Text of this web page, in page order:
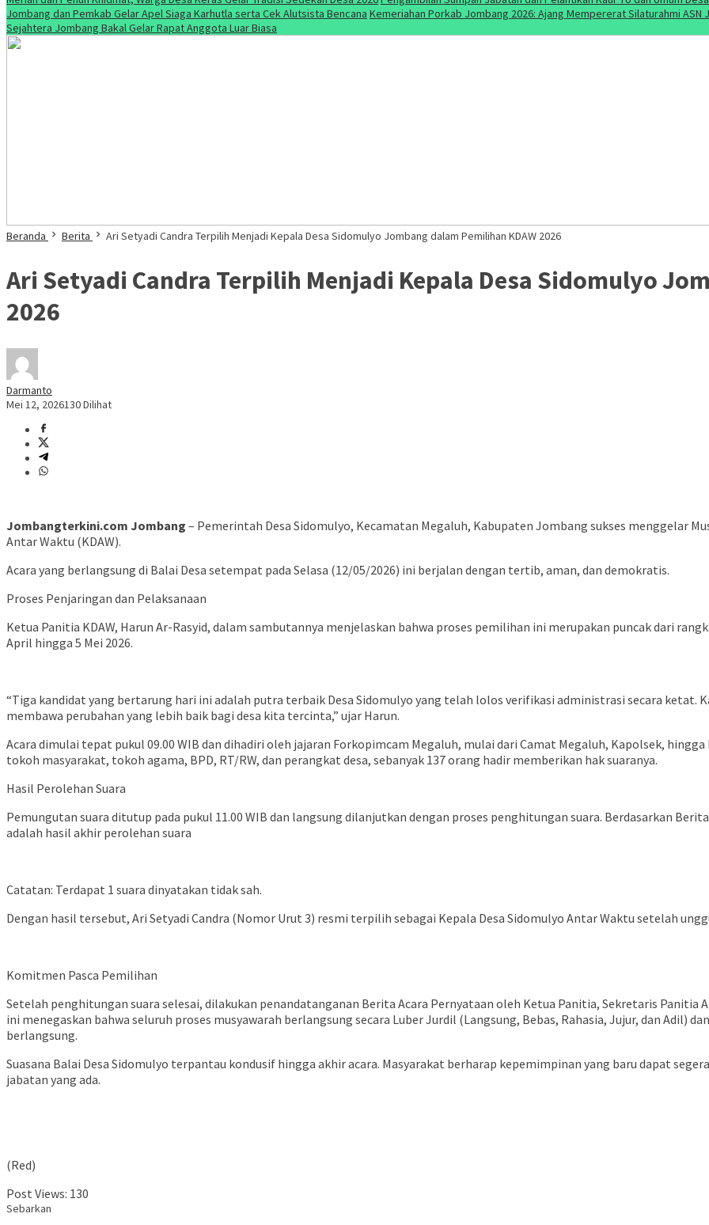
Jombang dan Pemkab Gelar Apel Siaga Karhutla serta Cek Alutsista Bencana Kemeriahan Porkab Jombang 2026: Ajang Mempererat Silaturahmi ASN
Sejahtera Jombang Bakal Gelar Rapat Anggota Luar Biasa
Beranda Berita Ari Setyadi Candra Terpilih Menjadi Kepala Desa Sidomulyo Jombang dalam Pemilihan KDAW 2026
Ari Setyadi Candra Terpilih Menjadi Kepala Desa Sidomulyo
2026
Darmanto
Mei 12, 2026130 Dilihat
Jombangterkini.com Jombang – Pemerintah Desa Sidomulyo, Kecamatan Megaluh, Kabupaten Jombang sukses menggelar
Antar Waktu (KDAW).
Acara yang berlangsung di Balai Desa setempat pada Selasa (12/05/2026) ini berjalan dengan tertib, aman, dan demokratis.
Proses Penjaringan dan Pelaksanaan
Ketua Panitia KDAW, Harun Ar-Rasyid, dalam sambutannya menjelaskan bahwa proses pemilihan ini merupakan puncak dari
April hingga 5 Mei 2026.
“Tiga kandidat yang bertarung hari ini adalah putra terbaik Desa Sidomulyo yang telah lolos verifikasi administrasi secara ketat.
membawa perubahan yang lebih baik bagi desa kita tercinta,” ujar Harun.
Acara dimulai tepat pukul 09.00 WIB dan dihadiri oleh jajaran Forkopimcam Megaluh, mulai dari Camat Megaluh, Kapolsek,
tokoh masyarakat, tokoh agama, BPD, RT/RW, dan perangkat desa, sebanyak 137 orang hadir memberikan hak suaranya.
Hasil Perolehan Suara
Pemungutan suara ditutup pada pukul 11.00 WIB dan langsung dilanjutkan dengan proses penghitungan suara. Berdasarkan
adalah hasil akhir perolehan suara
Catatan: Terdapat 1 suara dinyatakan tidak sah.
Dengan hasil tersebut, Ari Setyadi Candra (Nomor Urut 3) resmi terpilih sebagai Kepala Desa Sidomulyo Antar Waktu setelah
Komitmen Pasca Pemilihan
Setelah penghitungan suara selesai, dilakukan penandatanganan Berita Acara Pernyataan oleh Ketua Panitia, Sekretaris Panitia
ini menegaskan bahwa seluruh proses musyawarah berlangsung secara Luber Jurdil (Langsung, Bebas, Rahasia, Jujur, dan Adil)
berlangsung.
Suasana Balai Desa Sidomulyo terpantau kondusif hingga akhir acara. Masyarakat berharap kepemimpinan yang baru dapat
jabatan yang ada.
(Red)
Post Views: 130
Sebarkan